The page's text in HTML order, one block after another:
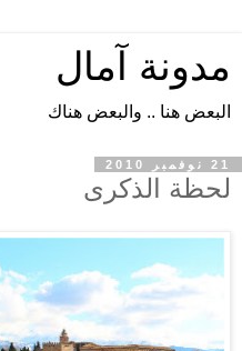
مدونة آمال
البعض هنا .. والبعض هناك
21 نوفمبر 2010
لحظة الذكرى